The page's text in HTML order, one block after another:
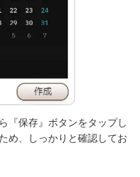
『保存』ボタンをタップし
め、しっかりと確認してお